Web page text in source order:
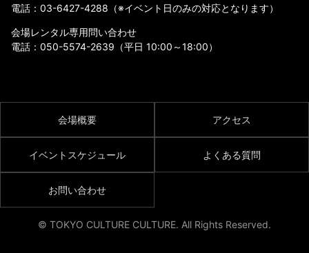
電話： 03-6427-4288 （※イベント日のみの対応となります）
会場レンタル専用問い合わせ
電話： 050-5574-2639 （平日 10:00～18:00）
会場概要 アクセス
イベントスケジュール よくある質問
お問い合わせ
© TOKYO CULTURE CULTURE. All Rights Reserved.